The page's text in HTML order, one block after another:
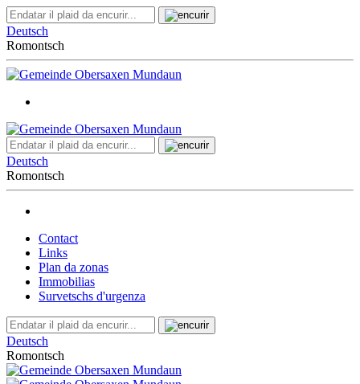
Deutsch
Romontsch
Deutsch
Romontsch
Contact
Links
Plan da zonas
Immobilias
Survetschs d'urgenza
Deutsch
Romontsch